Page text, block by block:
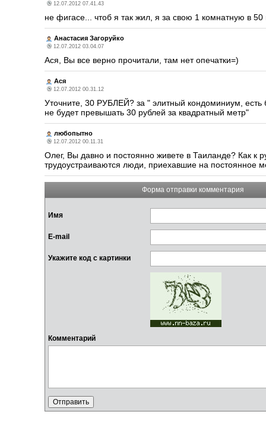
12.07.2012 07.41.43
не фигасе... чтоб я так жил, я за свою 1 комнатную в
Анастасия Загоруйко
12.07.2012 03.04.07
Ася, Вы все верно прочитали, там нет опечатки=)
Ася
12.07.2012 00.31.12
Уточните, 30 РУБЛЕЙ? за " элитный кондоминиум, есть
не будет превышать 30 рублей за квадратный метр"
любопытно
12.07.2012 00.11.31
Олег, Вы давно и постоянно живете в Таиланде? Как к
трудоустраиваются люди, приехавшие на постоянное
Форма отправки комментария
Имя
E-mail
Укажите код с картинки
Комментарий